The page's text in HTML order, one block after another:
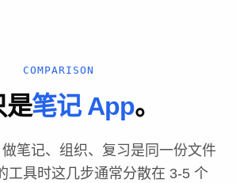
COMPARISON
是笔记 App。
笔记、组织、复习是同一份文件
工具时这几步通常分散在 3-5 个